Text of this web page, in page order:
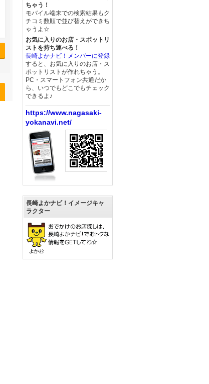
ちゃう！
モバイル端末での検索結果もク
チコミ数順で並び替えができち
ゃうよ☆
お気に入りのお店・スポットリ
ストを持ち運べる！
長崎よかナビ！メンバーに登録
すると、お気に入りのお店・ス
ポットリストが作れちゃう。
PC・スマートフォン共通だか
ら、いつでもどこでもチェック
できるよ♪
https://www.nagasaki-
yokanavi.net/
長崎よかナビ！イメージキャ
ラクター